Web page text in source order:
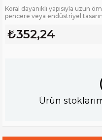
Koral dayanıklı yapısıyla uzun
pencere veya endüstriyel
₺352,24
Ürün